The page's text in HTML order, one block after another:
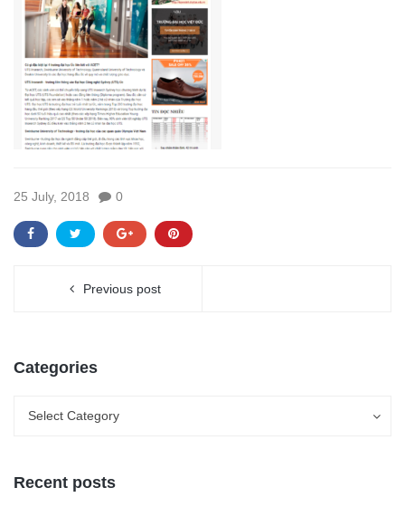
25 July, 2018 0
Previous post
Categories
Select Category
Recent posts